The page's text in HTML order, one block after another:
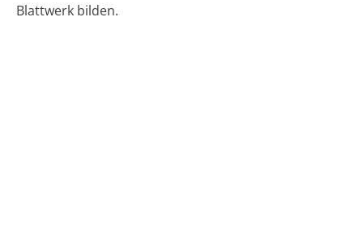
Blattwerk bilden.